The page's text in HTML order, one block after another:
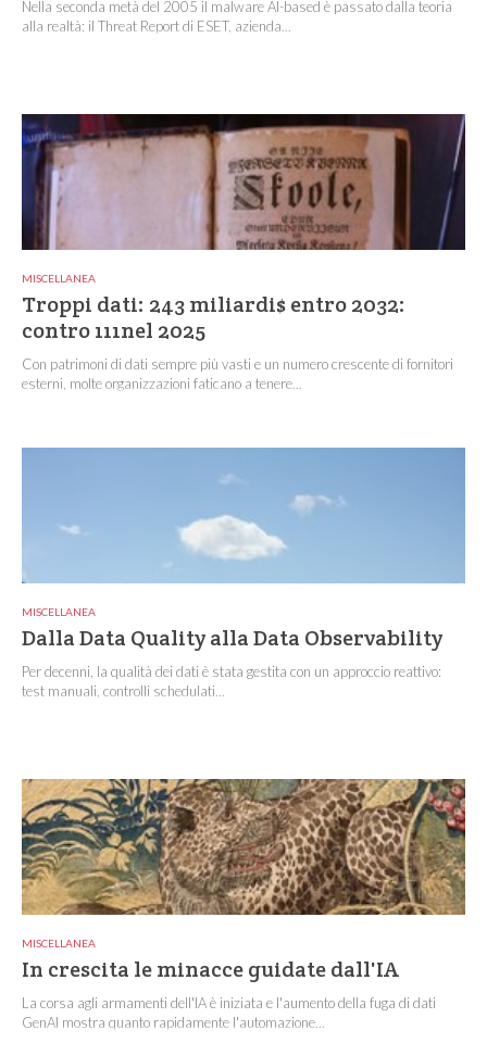
Nella seconda metà del 2005 il malware AI-based è passato dalla teoria
alla realtà: il Threat Report di ESET, azienda...
MISCELLANEA
Troppi dati: 243 miliardi$ entro 2032:
contro 111nel 2025
Con patrimoni di dati sempre più vasti e un numero crescente di fornitori
esterni, molte organizzazioni faticano a tenere...
MISCELLANEA
Dalla Data Quality alla Data Observability
Per decenni, la qualità dei dati è stata gestita con un approccio reattivo:
test manuali, controlli schedulati...
MISCELLANEA
In crescita le minacce guidate dall'IA
La corsa agli armamenti dell'IA è iniziata e l'aumento della fuga di dati
GenAI mostra quanto rapidamente l'automazione...